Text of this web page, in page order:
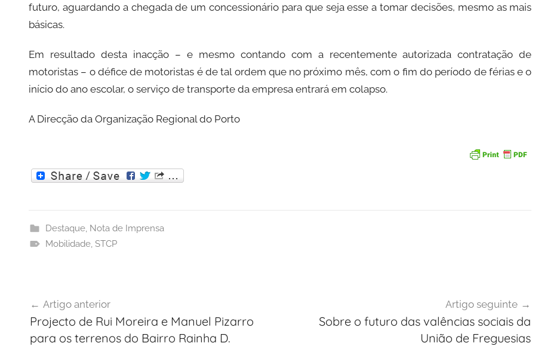
futuro, aguardando a chegada de um concessionário para que seja esse a tomar decisões, mesmo as mais
básicas.
Em resultado desta inacção – e mesmo contando com a recentemente autorizada contratação de
motoristas – o défice de motoristas é de tal ordem que no próximo mês, com o fim do período de férias e o
início do ano escolar, o serviço de transporte da empresa entrará em colapso.
A Direcção da Organização Regional do Porto
Destaque, Nota de Imprensa
Mobilidade, STCP
de
artigos
Artigo anterior
Projecto de Rui Moreira e Manuel Pizarro
para os terrenos do Bairro Rainha D.
Artigo seguinte
Sobre o futuro das valências sociais da
União de Freguesias